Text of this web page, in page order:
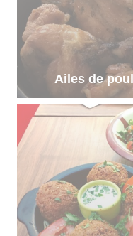
Ailes de